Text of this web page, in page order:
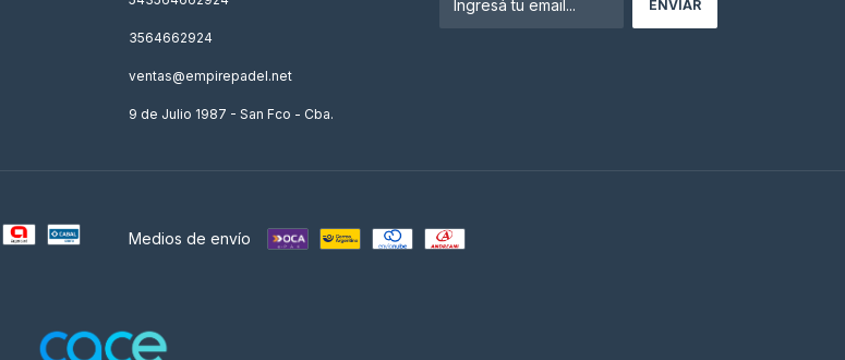
3564662924
ventas@empirepadel.net
9 de Julio 1987 - San Fco - Cba.
Medios de envío